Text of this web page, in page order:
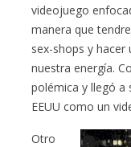
videojuego
manera que
sex-shops y
nuestra energía.
polémica y llegó a
EEUU como un
Otro